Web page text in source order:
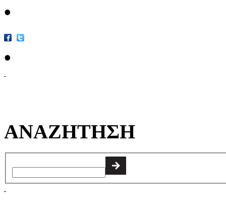
•
•
ΑΝΑΖΗΤΗΣΗ